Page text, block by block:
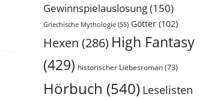
Gewinnspielauslosung(150)
Griechische Mythologie (55) Götter (102)
Hexen (286) High Fantasy
(429) historischer Liebesroman(73)
Hörbuch (540) Leselisten